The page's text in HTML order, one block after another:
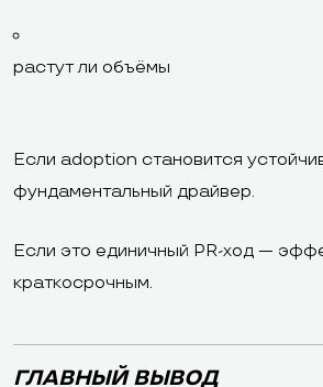
растут ли объёмы
Если adoption становится
фундаментальный драйвер.
Если это единичный PR-ход —
краткосрочным.
ГЛАВНЫЙ ВЫВОД